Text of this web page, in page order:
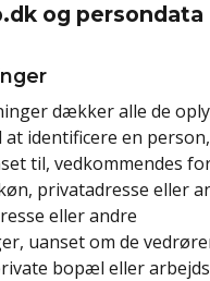
og persondata
dækker alle de
identificere en
til, vedkommendes
privatadresse eller
eller andre
uanset om de
bopæl eller